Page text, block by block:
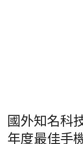
國外知名科
年度最佳手